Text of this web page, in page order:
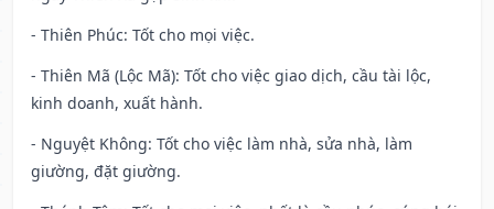
- Thiên Phúc: Tốt cho mọi việc.
- Thiên Mã (Lộc Mã): Tốt cho việc giao dịch, cầu tài lộc,
kinh doanh, xuất hành.
- Nguyệt Không: Tốt cho việc làm nhà, sửa nhà, làm
giường, đặt giường.